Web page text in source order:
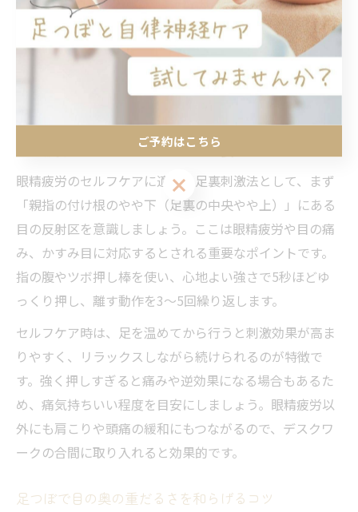
れたことで、目の奥の重だるさや視界のぼやけが軽減し
たと感じています。足つぼは全身のめぐりをサポート
し、長時間の画面作業による血行不良や自律神経の乱れ
にも働きかけるため、目だけでなく心身全体のリフレッ
眼精疲労のセルフケアに最適な足裏刺激法
眼精疲労のセルフケアに適した足裏刺激法として、まず
「親指の付け根のやや下（足裏の中央やや上）」にある
目の反射区を意識しましょう。ここは眼精疲労や目の痛
み、かすみ目に対応するとされる重要なポイントです。
指の腹やツボ押し棒を使い、心地よい強さで5秒ほどゆ
っくり押し、離す動作を3～5回繰り返します。
セルフケア時は、足を温めてから行うと刺激効果が高ま
りやすく、リラックスしながら続けられるのが特徴で
す。強く押しすぎると痛みや逆効果になる場合もあるた
め、痛気持ちいい程度を目安にしましょう。眼精疲労以
外にも肩こりや頭痛の緩和にもつながるので、デスクワ
ークの合間に取り入れると効果的です。
足つぼで目の奥の重だるさを和らげるコツ
ご予約はこちら
ご予約はこちら